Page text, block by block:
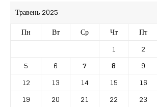
Травень 2025
Пн
Вт Ср Чт Пт
1
2
5
6 7 8 9
12
13 14 15 16
19
20 21 22 23